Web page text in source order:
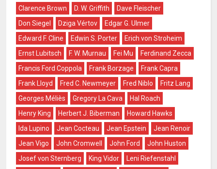
Clarence Brown
D. W. Griffith
Dave Fleischer
Don Siegel
Dziga Vértov
Edgar G. Ulmer
Edward F. Cline
Edwin S. Porter
Erich von Stroheim
Ernst Lubitsch
F. W. Murnau Fei Mu
Ferdinand Zecca
Francis Ford Coppola
Frank Borzage
Frank Capra
Frank Lloyd
Fred C. Newmeyer Fred Niblo
Fritz Lang
Georges Méliès
Gregory La Cava
Hal Roach
Henry King
Herbert J. Biberman
Howard Hawks
Ida Lupino
Jean Cocteau Jean Epstein
Jean Renoir
Jean Vigo
John Cromwell John Ford
John Huston
Josef von Sternberg
King Vidor
Leni Riefenstahl